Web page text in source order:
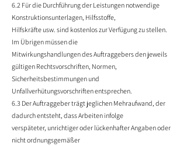
6.2 Für die Durchführung der Leistungen notwendige
Konstruktionsunterlagen, Hilfsstoffe,
Hilfskräfte usw. sind kostenlos zur Verfügung zu stellen.
Im Übrigen müssen die
Mitwirkungshandlungen des Auftraggebers den jeweils
gültigen Rechtsvorschriften, Normen,
Sicherheitsbestimmungen und
Unfallverhütungsvorschriften entsprechen.
6.3 Der Auftraggeber trägt jeglichen Mehraufwand, der
dadurch entsteht, dass Arbeiten infolge
verspäteter, unrichtiger oder lückenhafter Angaben oder
nicht ordnungsgemäßer